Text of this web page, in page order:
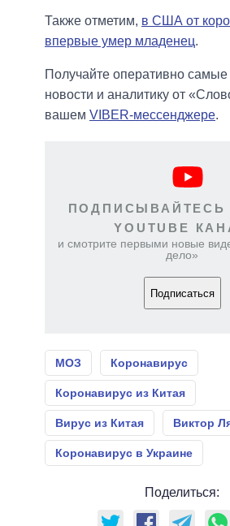
Также отметим, в США от
впервые умер младенец.
Получайте оперативно
новости и аналитику от
вашем VIBER-мессенджере.
ПОДПИСЫВАЙТЕСЬ
YOUTUBE
и смотрите первыми новые
дело»
Подписаться
МОЗ Коронавирус
Коронавирус из Китая
Вирус из Китая Виктор
Коронавирус в Украине
Поделиться: